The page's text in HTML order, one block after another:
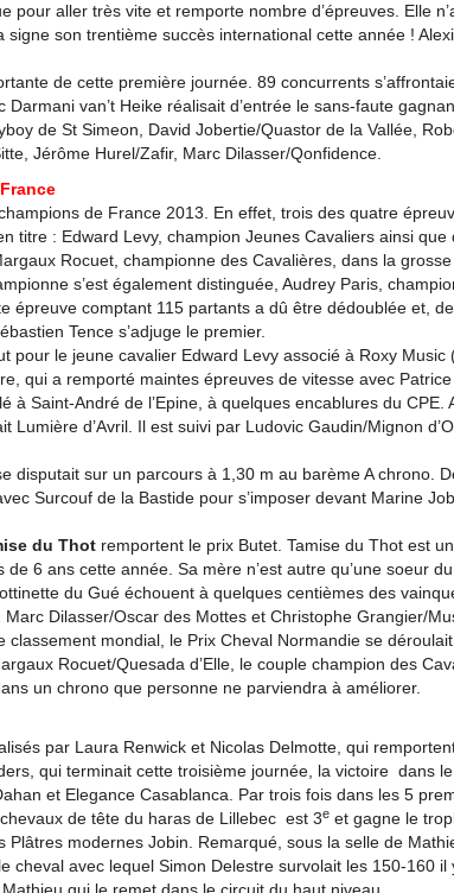
pour aller très vite et remporte nombre d’épreuves. Elle
son trentième succès international cette année !
de cette première journée. 89 concurrents
Darmani van’t Heike réalisait d’entrée le sans-faute
de St Simeon, David Jobertie/Quastor de la Vallée,
Jérôme Hurel/Zafir, Marc Dilasser/Qonfidence.
de France 2013. En effet, trois des quatre
titre : Edward Levy, champion Jeunes Cavaliers ainsi que
Rocuet, championne des Cavalières, dans la
s’est également distinguée, Audrey Paris,
épreuve comptant 115 partants a dû être dédoublée et,
Tence s’adjuge le premier.
pour le jeune cavalier Edward Levy associé à Roxy
qui a remporté maintes épreuves de vitesse avec
à Saint-André de l’Epine, à quelques encablures du CPE.
Lumière d’Avril. Il est suivi par Ludovic Gaudin/Mignon
disputait sur un parcours à 1,30 m au barème A chrono.
Surcouf de la Bastide pour s’imposer devant Marine
du Thot remportent le prix Butet. Tamise du Thot est
6 ans cette année. Sa mère n’est autre qu’une soeur
du Gué échouent à quelques centièmes des
Dilasser/Oscar des Mottes et Christophe Grangier/
classement mondial, le Prix Cheval Normandie se
Rocuet/Quesada d’Elle, le couple champion des
un chrono que personne ne parviendra à améliorer.
par Laura Renwick et Nicolas Delmotte, qui
qui terminait cette troisième journée, la victoire dans
et Elegance Casablanca. Par trois fois dans les 5
de tête du haras de Lillebec est 3e et gagne le
modernes Jobin. Remarqué, sous la selle de
cheval avec lequel Simon Delestre survolait les 150-160